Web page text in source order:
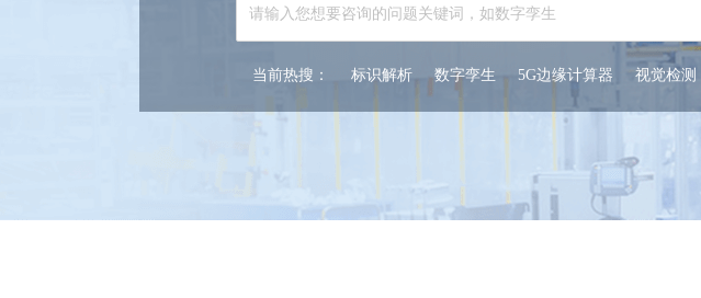
当前热搜： 标识解析 数字孪生 5G边缘计算器 视觉检测